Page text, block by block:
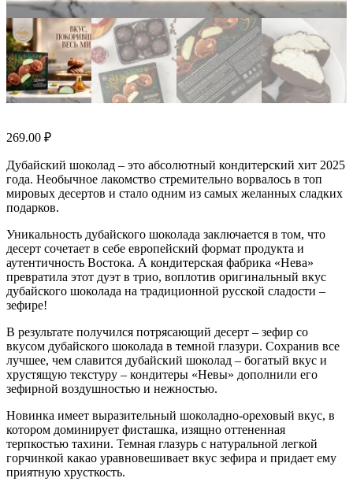
269.00 ₽
Дубайский шоколад – это абсолютный кондитерский хит 2025
года. Необычное лакомство стремительно ворвалось в топ
мировых десертов и стало одним из самых желанных сладких
подарков.
Уникальность дубайского шоколада заключается в том, что
десерт сочетает в себе европейский формат продукта и
аутентичность Востока. А кондитерская фабрика «Нева»
превратила этот дуэт в трио, воплотив оригинальный вкус
дубайского шоколада на традиционной русской сладости –
зефире!
В результате получился потрясающий десерт – зефир со
вкусом дубайского шоколада в темной глазури. Сохранив все
лучшее, чем славится дубайский шоколад – богатый вкус и
хрустящую текстуру – кондитеры «Невы» дополнили его
зефирной воздушностью и нежностью.
Новинка имеет выразительный шоколадно-ореховый вкус, в
котором доминирует фисташка, изящно оттененная
терпкостью тахини. Темная глазурь с натуральной легкой
горчинкой какао уравновешивает вкус зефира и придает ему
приятную хрусткость.